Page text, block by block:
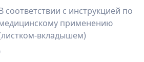
соответствии с инструкцией по
применению
вкладышем)